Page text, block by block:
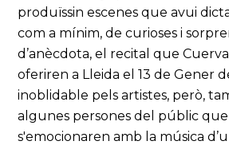
produïssin escenes que avui
com a mínim, de curioses i
d’anècdota, el recital que
oferiren a Lleida el 13 de Gener
inoblidable pels artistes, però,
algunes persones del públic que
s'emocionaren amb la música